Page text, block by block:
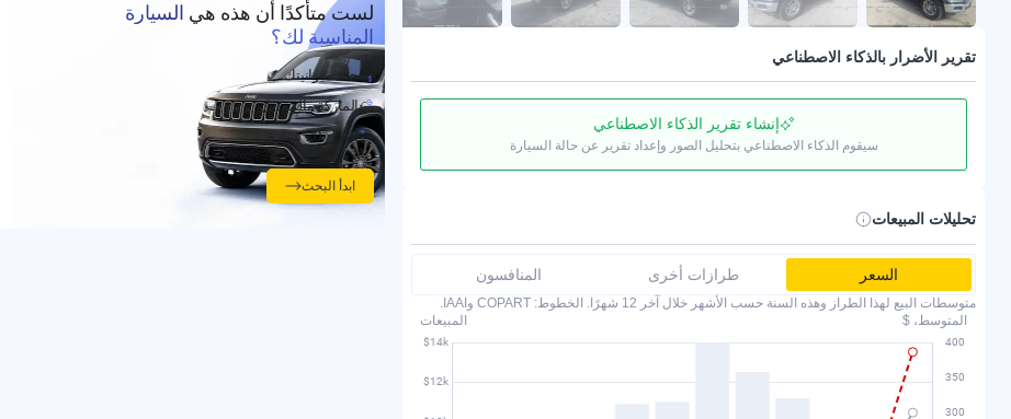
تقرير الأضرار بالذكاء الاصطناعي
إنشاء تقرير الذكاء الاصطناعي
سيقوم الذكاء الاصطناعي بتحليل الصور وإعداد تقرير عن حالة السيارة
تحليلات المبيعات
السعر طرازات أخرى المنافسون
متوسطات البيع لهذا الطراز وهذه السنة حسب الأشهر خلال آخر 12 شهرًا. الخطوط: COPART وIAAI.
المتوسط، $
المبيعات
لست متأكدًا أن هذه هي السيارة
المناسبة لك؟
حدد ميزانيتك
الماركة والموديل
أفضل 20 سيارة
ابدأ البحث